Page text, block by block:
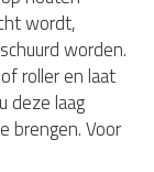
wordt,
worden.
roller en laat
deze laag
brengen. Voor